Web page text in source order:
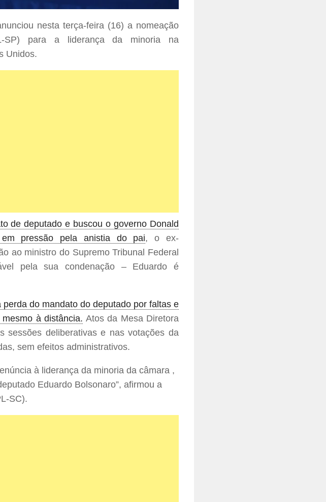
nesta terça-feira (16) a nomeação
SP) para a liderança da minoria na
Unidos.
de deputado e buscou o governo Donald
pressão pela anistia do pai, o ex-
ao ministro do Supremo Tribunal Federal
pela sua condenação – Eduardo é
do mandato do deputado por faltas e
à distância. Atos da Mesa Diretora
sessões deliberativas e nas votações da
sem efeitos administrativos.
à liderança da minoria da câmara ,
Eduardo Bolsonaro”, afirmou a
SC).